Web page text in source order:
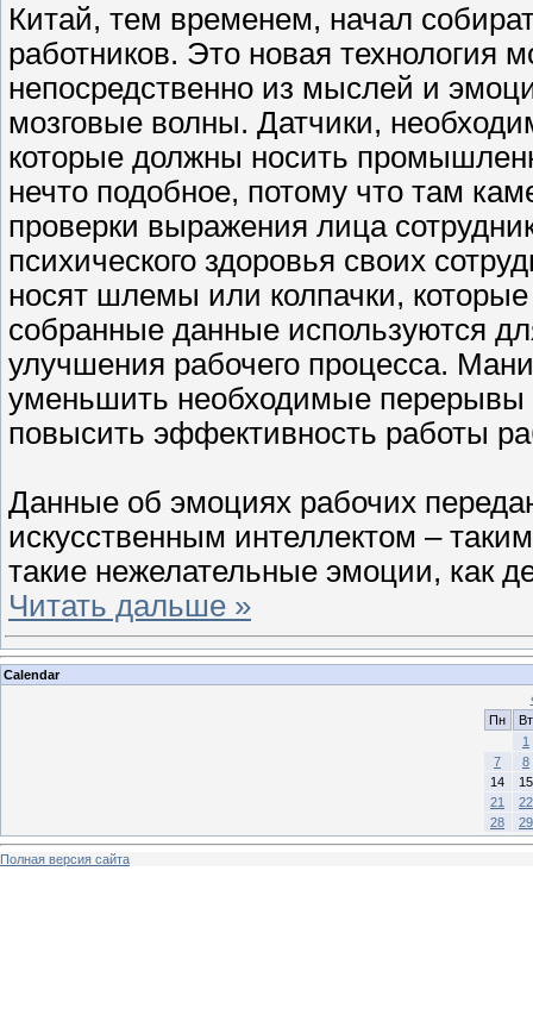
Китай, тем временем, начал
работников. Это новая технология
непосредственно из мыслей и
мозговые волны. Датчики,
которые должны носить
нечто подобное, потому что там
проверки выражения лица
психического здоровья своих
носят шлемы или колпачки,
собранные данные используются
улучшения рабочего процесса.
уменьшить необходимые перерывы
повысить эффективность работы
Данные об эмоциях рабочих
искусственным интеллектом –
такие нежелательные эмоции, как
Читать дальше »
Calendar
Пн
Вт
1
7
8
14
15
21
22
28
29
Полная версия сайта